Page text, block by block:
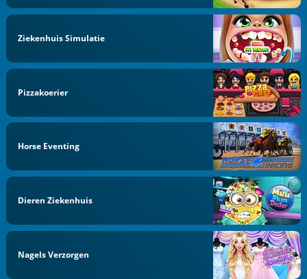
Ziekenhuis Simulatie
Pizzakoerier
Horse Eventing
Dieren Ziekenhuis
Nagels Verzorgen